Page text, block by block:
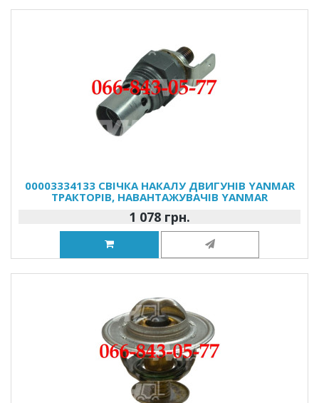
00003334133 СВІЧКА НАКАЛУ ДВИГУНІВ YANMAR
ТРАКТОРІВ, НАВАНТАЖУВАЧІВ YANMAR
1 078 грн.